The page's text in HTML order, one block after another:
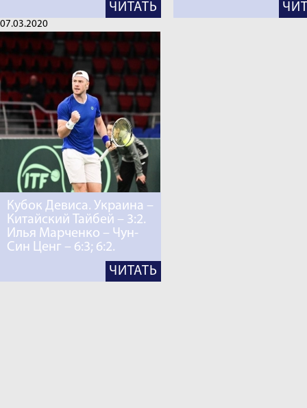
ЧИТАТЬ
07.03.2020
Кубок Девиса. Украина –
Китайский Тайбей – 3:2.
Илья Марченко – Чун-
Син Ценг – 6:3; 6:2.
ЧИТАТЬ